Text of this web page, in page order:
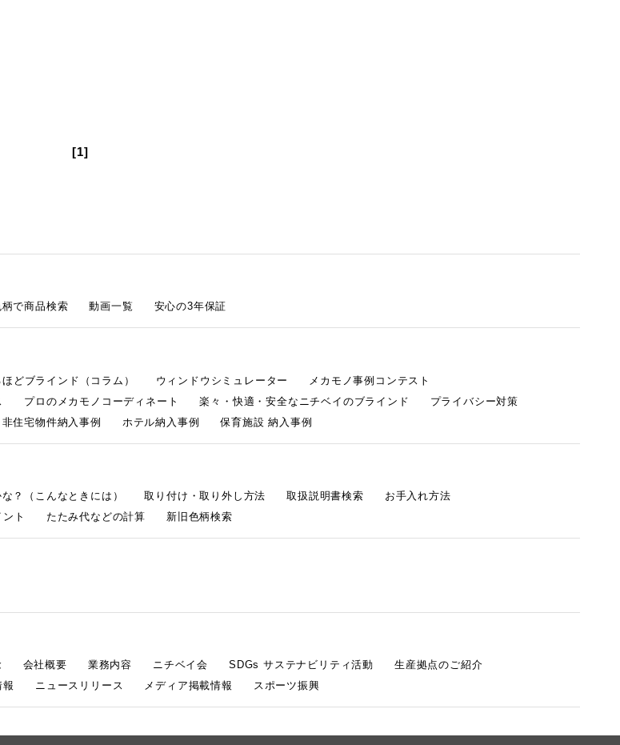
[1]
柄で商品検索 動画一覧 安心の3年保証
どブラインド（コラム） ウィンドウシミュレーター
メカモノ事例コンテスト
プロのメカモノコーディネート 楽々・快適・安全なニチベイのブラインド
プライバシー対策
非住宅物件納入事例 ホテル納入事例 保育施設 納入事例
？（こんなときには） 取り付け・取り外し方法 取扱説明書検索
お手入れ方法
ト たたみ代などの計算 新旧色柄検索
会社概要 業務内容 ニチベイ会 SDGs サステナビリティ活動
生産拠点のご紹介
報 ニュースリリース メディア掲載情報 スポーツ振興